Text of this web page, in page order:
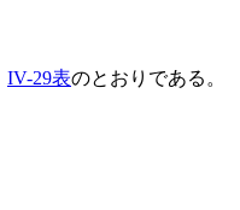
IV-29表のとおりである。